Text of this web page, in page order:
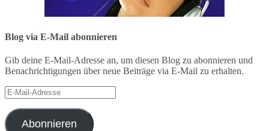
Blog via E-Mail abonnieren
Gib deine E-Mail-Adresse an, um diesen Blog zu abonnieren und
Benachrichtigungen über neue Beiträge via E-Mail zu erhalten.
E-
Mail-
Adresse
Abonnieren